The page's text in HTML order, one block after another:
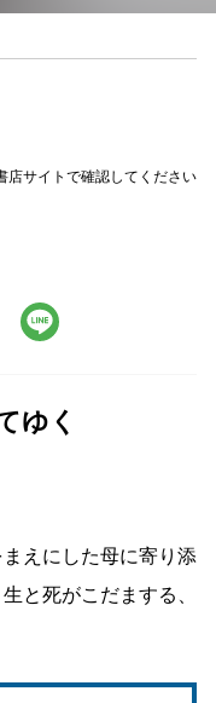
店サイトで確認してください
ゆく
えにした母に寄り添
と死がこだまする、